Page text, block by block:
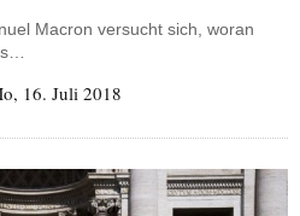
Macron versucht sich, woran
16. Juli 2018